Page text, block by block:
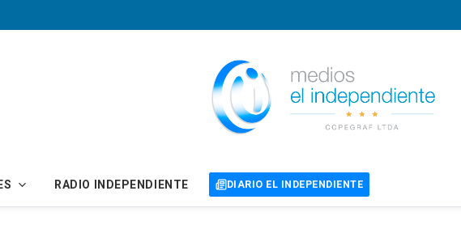
RADIO INDEPENDIENTE DIARIO EL INDEPENDIENTE